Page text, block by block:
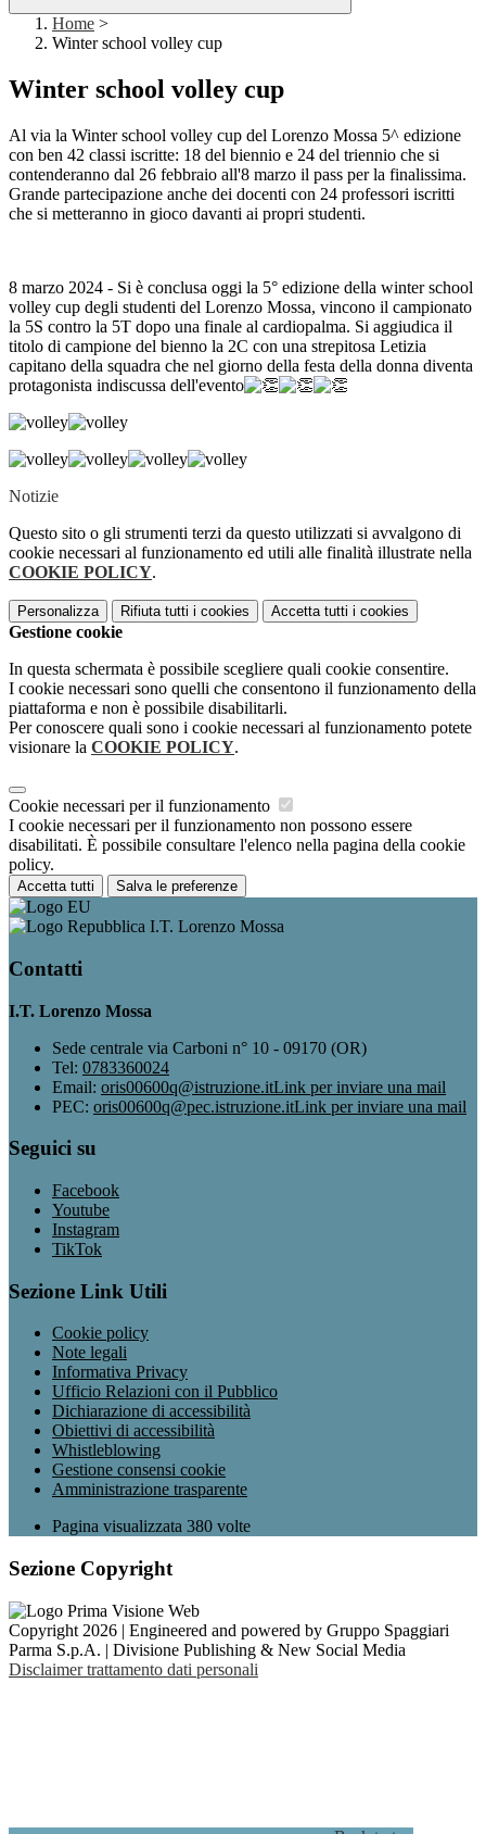
Home >
Winter school volley cup
Winter school volley cup
Al via la Winter school volley cup del Lorenzo Mossa 5^ edizione
con ben 42 classi iscritte: 18 del biennio e 24 del triennio che si
contenderanno dal 26 febbraio all'8 marzo il pass per la finalissima.
Grande partecipazione anche dei docenti con 24 professori iscritti
che si metteranno in gioco davanti ai propri studenti.
8 marzo 2024 - Si è conclusa oggi la 5° edizione della winter school
volley cup degli studenti del Lorenzo Mossa, vincono il campionato
la 5S contro la 5T dopo una finale al cardiopalma. Si aggiudica il
titolo di campione del bienno la 2C con una strepitosa Letizia
capitano della squadra che nel giorno della festa della donna diventa
protagonista indiscussa dell'evento
Notizie
Questo sito o gli strumenti terzi da questo utilizzati si avvalgono di
cookie necessari al funzionamento ed utili alle finalità illustrate nella
COOKIE POLICY.
Personalizza Rifiuta tutti i cookies Accetta tutti i cookies
Gestione cookie
In questa schermata è possibile scegliere quali cookie consentire.
I cookie necessari sono quelli che consentono il funzionamento della
piattaforma e non è possibile disabilitarli.
Per conoscere quali sono i cookie necessari al funzionamento potete
visionare la COOKIE POLICY.
Cookie necessari per il funzionamento
I cookie necessari per il funzionamento non possono essere
disabilitati. È possibile consultare l'elenco nella pagina della cookie
policy.
Accetta tutti Salva le preferenze
I.T. Lorenzo Mossa
Contatti
I.T. Lorenzo Mossa
Sede centrale via Carboni n° 10 - 09170 (OR)
Tel: 0783360024
Email: oris00600q@istruzione.itLink per inviare una mail
PEC: oris00600q@pec.istruzione.itLink per inviare una mail
Seguici su
Facebook
Youtube
Instagram
TikTok
Sezione Link Utili
Cookie policy
Note legali
Informativa Privacy
Ufficio Relazioni con il Pubblico
Dichiarazione di accessibilità
Obiettivi di accessibilità
Whistleblowing
Gestione consensi cookie
Amministrazione trasparente
Pagina visualizzata 380 volte
Sezione Copyright
Copyright 2026 | Engineered and powered by Gruppo Spaggiari
Parma S.p.A. | Divisione Publishing & New Social Media
Disclaimer trattamento dati personali